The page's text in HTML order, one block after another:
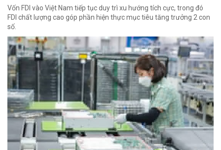
Vốn FDI vào Việt Nam tiếp tục duy trì xu hướng tích cực, trong đó
FDI chất lượng cao góp phần hiện thực mục tiêu tăng trưởng 2 con
số.